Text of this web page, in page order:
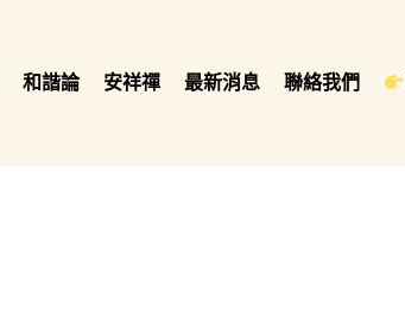
和諧論 安祥禪 最新消息 聯絡我們